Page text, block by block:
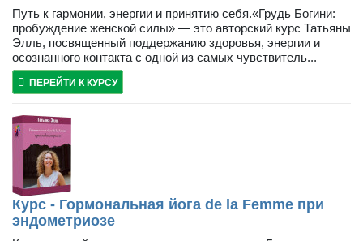
Путь к гармонии, энергии и принятию себя.«Грудь Богини:
пробуждение женской силы» — это авторский курс Татьяны
Элль, посвященный поддержанию здоровья, энергии и
осознанного контакта с одной из самых чувствитель...
ПЕРЕЙТИ К КУРСУ
Курс - Гормональная йога de la Femme при
эндометриозе